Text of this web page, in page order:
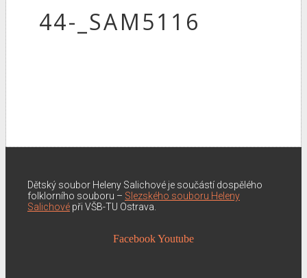
44-_SAM5116
Dětský soubor Heleny Salichové je součástí dospělého
folklorního souboru – Slezského souboru Heleny
Salichové při VŠB-TU Ostrava.
FacebookYoutube